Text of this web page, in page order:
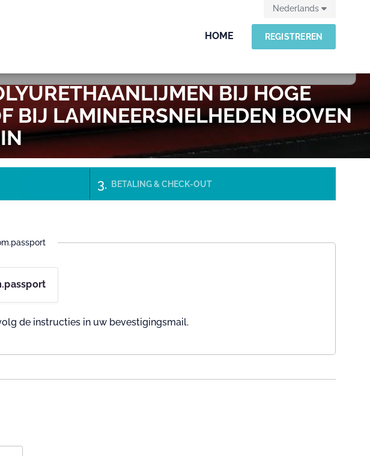
HOME REGISTREREN
Nederlands
BIJ HOGE
BIJ LAMINEERSNELHEDEN BOVEN
BETALING & CHECK-OUT
de instructies in uw bevestigingsmail.